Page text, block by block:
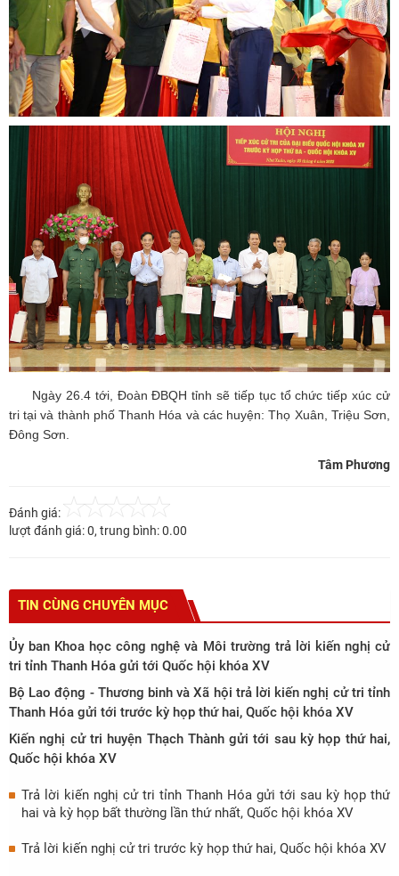
Ngày 26.4 tới, Đoàn ĐBQH tỉnh sẽ tiếp tục tổ chức tiếp xúc cử
tri tại và thành phố Thanh Hóa và các huyện: Thọ Xuân, Triệu Sơn,
Đông Sơn.
Tâm Phương
Đánh giá:
lượt đánh giá:0, trung bình:0.00
TIN CÙNG CHUYÊN MỤC
Ủy ban Khoa học công nghệ và Môi trường trả lời kiến nghị cử
tri tỉnh Thanh Hóa gửi tới Quốc hội khóa XV
Bộ Lao động - Thương binh và Xã hội trả lời kiến nghị cử tri tỉnh
Thanh Hóa gửi tới trước kỳ họp thứ hai, Quốc hội khóa XV
Kiến nghị cử tri huyện Thạch Thành gửi tới sau kỳ họp thứ hai,
Quốc hội khóa XV
Trả lời kiến nghị cử tri tỉnh Thanh Hóa gửi tới sau kỳ họp thứ
hai và kỳ họp bất thường lần thứ nhất, Quốc hội khóa XV
Trả lời kiến nghị cử tri trước kỳ họp thứ hai, Quốc hội khóa XV